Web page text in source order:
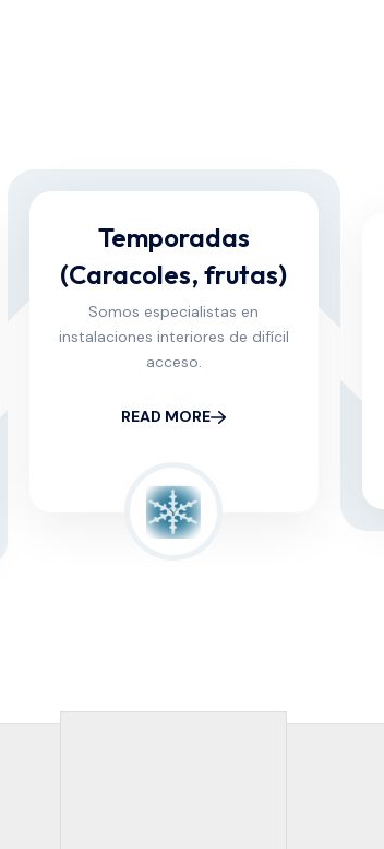
Temporadas
(Caracoles, frutas)
Somos especialistas en
instalaciones interiores de difícil
acceso.
READ MORE